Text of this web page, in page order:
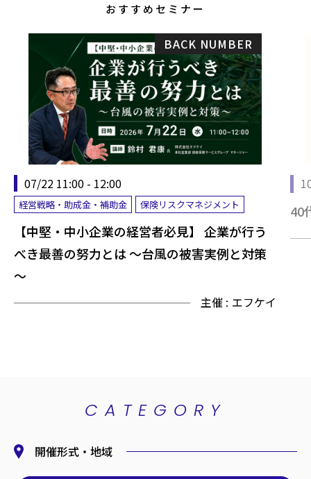
おすすめセミナー
BACK NUMBER
07/22 11:00 - 12:00
経営戦略・助成金・補助金 保険リスクマネジメント
【中堅・中小企業の経営者必見】 企業が行う
べき最善の努力とは ～台風の被害実例と対策
～
主催 : エフケイ
40
CATEGORY
開催形式・地域